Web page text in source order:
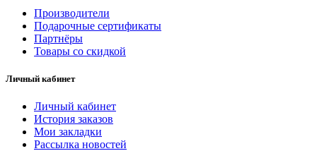
Производители
Подарочные сертификаты
Партнёры
Товары со скидкой
Личный кабинет
Личный кабинет
История заказов
Мои закладки
Рассылка новостей